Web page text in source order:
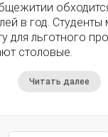
в год.
для льготного
столовые.
Читать далее